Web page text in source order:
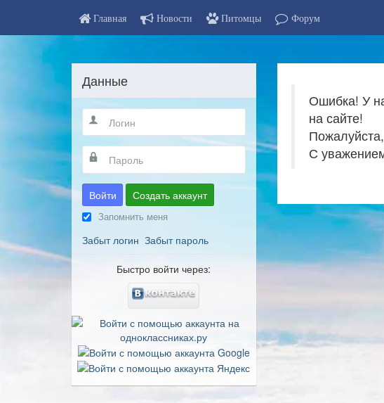
Главная Новости Питомцы Форум
Ошибка! У
на сайте!
С
Данные
Войти Создать аккаунт
Запомнить меня
Забыт логин Забыт пароль
Быстро войти через: